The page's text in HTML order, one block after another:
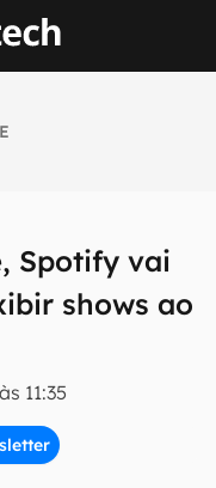
Spotify vai
shows ao
11:35
em primeira